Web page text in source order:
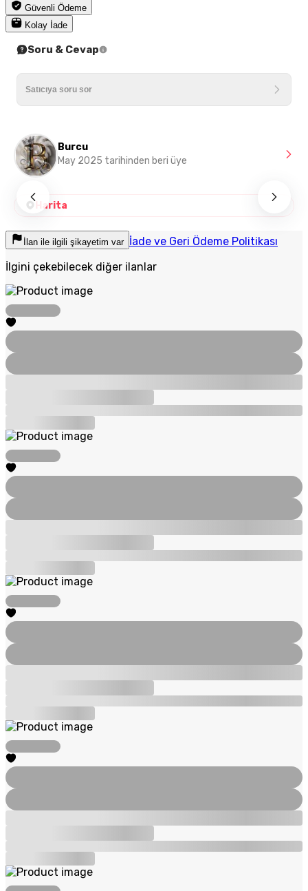
Güvenli Ödeme
Kolay İade
Soru & Cevap
Burcu
May 2025 tarihinden beri üye
Harita
İlan ile ilgili şikayetim var İade ve Geri Ödeme Politikası
İlgini çekebilecek diğer ilanlar